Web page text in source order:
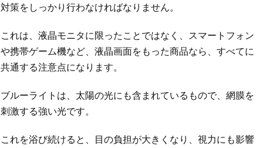
対策をしっかり行わなければなりません。
これは、液晶モニタに限ったことではなく、スマートフォン
や携帯ゲーム機など、液晶画面をもった商品なら、すべてに
共通する注意点になります。
ブルーライトは、太陽の光にも含まれているもので、網膜を
刺激する強い光です。
これを浴び続けると、目の負担が大きくなり、視力にも影響